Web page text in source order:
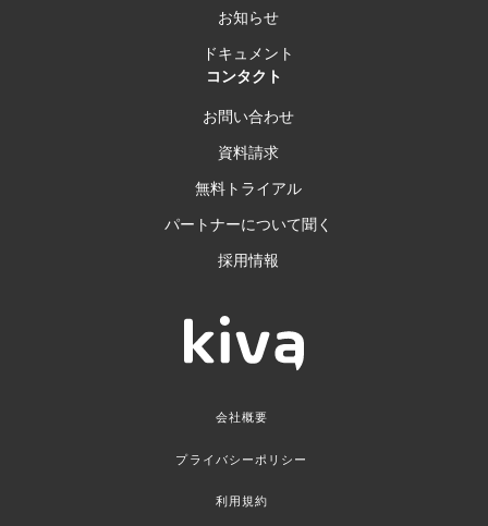
お知らせ
ドキュメント
コンタクト
お問い合わせ
資料請求
無料トライアル
パートナーについて聞く
採用情報
会社概要
プライバシーポリシー
利用規約